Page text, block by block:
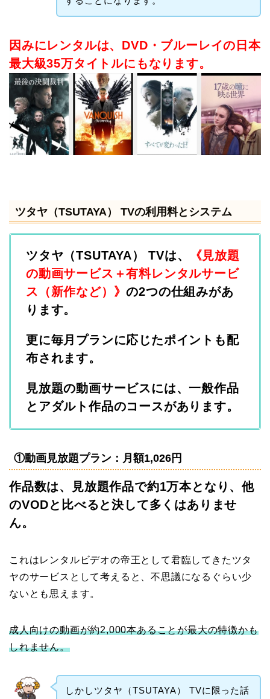
因みにレンタルは、DVD・ブルーレイの日本
最大級35万タイトルにもなります。
ツタヤ（TSUTAYA） TVの利用料とシステム
ツタヤ（TSUTAYA） TVは、
《見放題
の動画サービス＋有料レンタルサービ
ス（新作など）》の2つの仕組みがあ
ります。
更に毎月プランに応じたポイントも配
布されます。
見放題の動画サービスには、一般作品
とアダルト作品のコースがあります。
①動画見放題プラン：月額1,026円
作品数は、見放題作品で約1万本となり、他
のVODと比べると決して多くはありませ
ん。
これはレンタルビデオの帝王として君臨してきたツタ
ヤのサービスとして考えると、不思議になるぐらい少
ないとも思えます。
成人向けの動画が約2,000本あることが最大の特徴かも
しれません。
しかしツタヤ（TSUTAYA） TVに 限った話